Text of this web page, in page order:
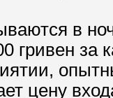
в
гривен за
цену